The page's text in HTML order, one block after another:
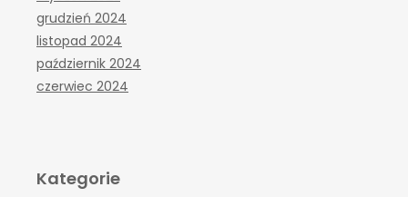
grudzień 2024
listopad 2024
październik 2024
czerwiec 2024
Kategorie